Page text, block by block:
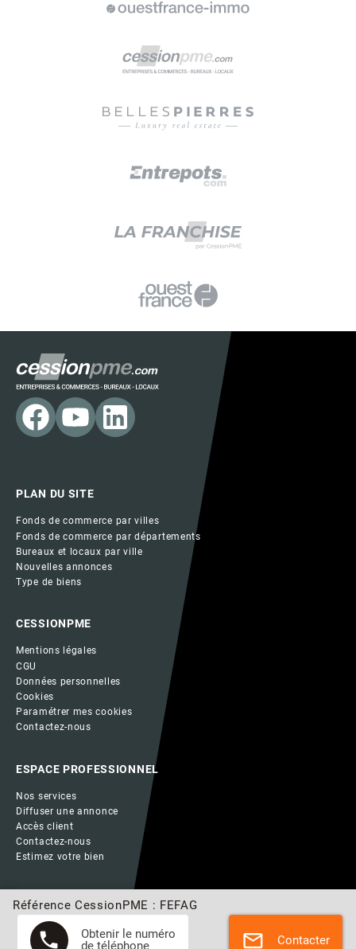
Référence CessionPME : FEFAG
phone
Obtenir le numéro
de téléphone
mail Contacter
PLAN DU SITE
Fonds de commerce par villes
Fonds de commerce par départements
Bureaux et locaux par ville
Nouvelles annonces
Type de biens
CESSIONPME
Mentions légales
CGU
Données personnelles
Cookies
Paramétrer mes cookies
Contactez-nous
ESPACE PROFESSIONNEL
Nos services
Diffuser une annonce
Accès client
Contactez-nous
Estimez votre bien